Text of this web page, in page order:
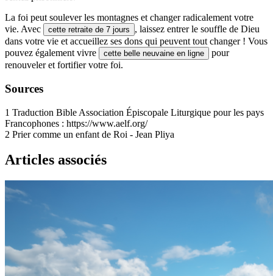
La foi peut soulever les montagnes et changer radicalement votre
vie. Avec
cette retraite de 7 jours
, laissez entrer le souffle de Dieu
dans votre vie et accueillez ses dons qui peuvent tout changer ! Vous
pouvez également vivre
cette belle neuvaine en ligne
pour
renouveler et fortifier votre foi.
Sources
1 Traduction Bible Association Épiscopale Liturgique pour les pays
Francophones : https://www.aelf.org/
2 Prier comme un enfant de Roi - Jean Pliya
Articles associés